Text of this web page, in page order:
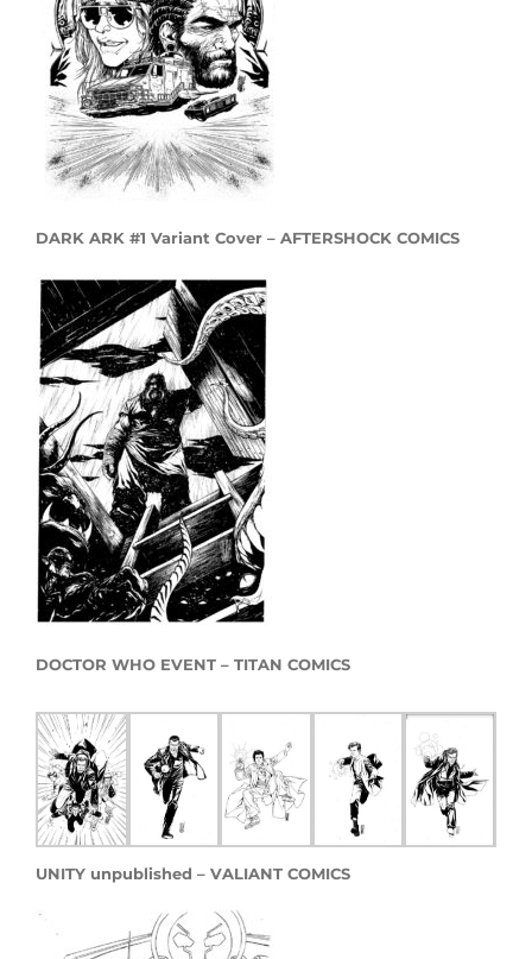
DARK ARK #1 Variant Cover – AFTERSHOCK COMICS
DOCTOR WHO EVENT – TITAN COMICS
UNITY unpublished – VALIANT COMICS